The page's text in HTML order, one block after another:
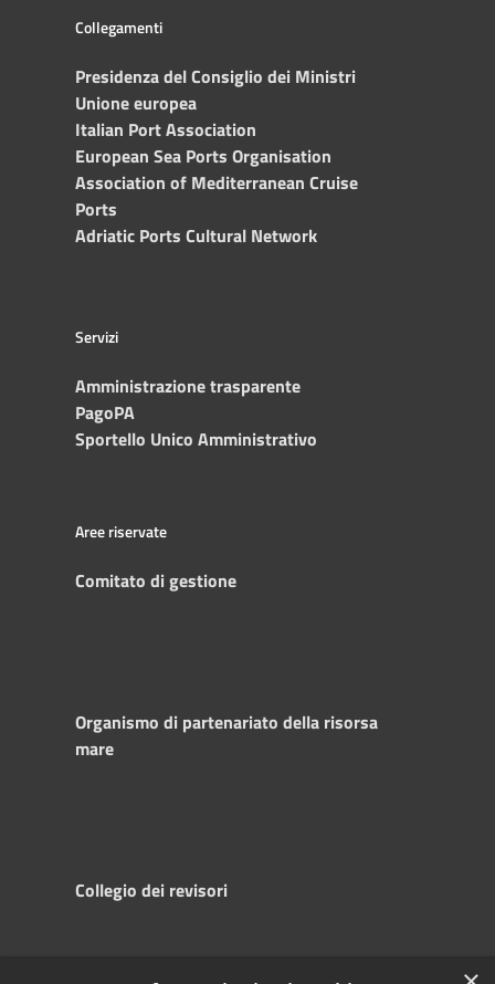
Collegamenti
Presidenza del Consiglio dei Ministri
Unione europea
Italian Port Association
European Sea Ports Organisation
Association of Mediterranean Cruise
Ports
Adriatic Ports Cultural Network
Servizi
Amministrazione trasparente
PagoPA
Sportello Unico Amministrativo
Aree riservate
Comitato di gestione
Organismo di partenariato della risorsa
mare
Collegio dei revisori